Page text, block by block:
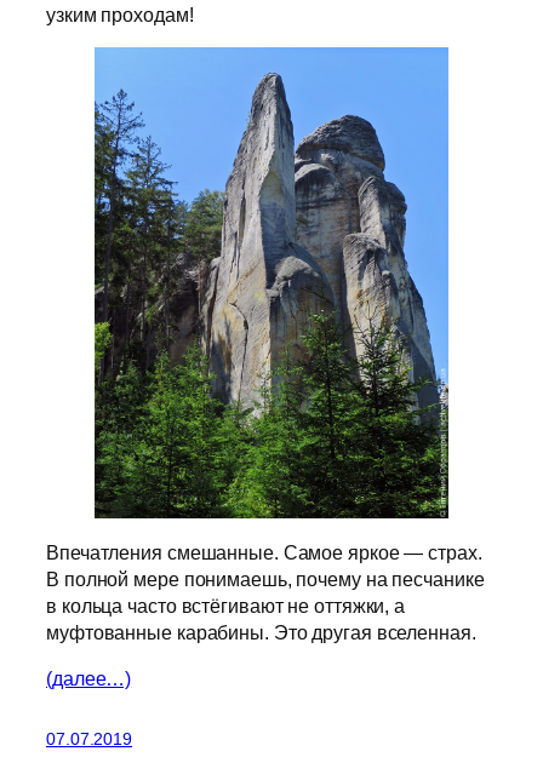
узким проходам!
Впечатления смешанные. Самое яркое — страх.
В полной мере понимаешь, почему на песчанике
в кольца часто встёгивают не оттяжки, а
муфтованные карабины. Это другая вселенная.
(далее…)
07.07.2019